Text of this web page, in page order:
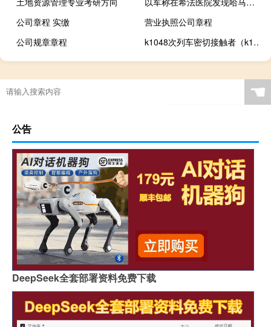
公司章程 实缴
营业执照公司章程
公司规章章程
k1048次列车密切接触者（k1094）
☚
公告
DeepSeek全套部署资料免费下载